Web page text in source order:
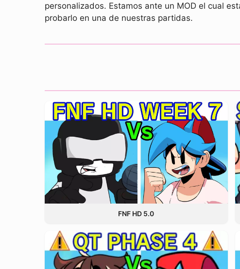
personalizados. Estamos ante un MOD el cual
probarlo en una de nuestras partidas.
FNF HD 5.0